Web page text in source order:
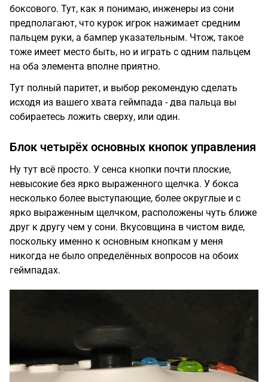
боксового. Тут, как я понимаю, инженеры из сони
предполагают, что курок игрок нажимает средним
пальцем руки, а бампер указательным. Чтож, такое
тоже имеет место быть, но и играть с одним пальцем
на оба элемента вполне приятно.
Тут полный паритет, и выбор рекомендую сделать
исходя из вашего хвата геймпада - два пальца вы
собираетесь ложить сверху, или один.
Блок четырёх основных кнопок управления
Ну тут всё просто. У сенса кнопки почти плоские,
невысокие без ярко выраженного щелчка. У бокса
несколько более выступающие, более округлые и с
ярко выраженным щелчком, расположены чуть ближе
друг к другу чем у сони. Вкусовщина в чистом виде,
поскольку именно к основным кнопкам у меня
никогда не было определённых вопросов на обоих
геймпадах.